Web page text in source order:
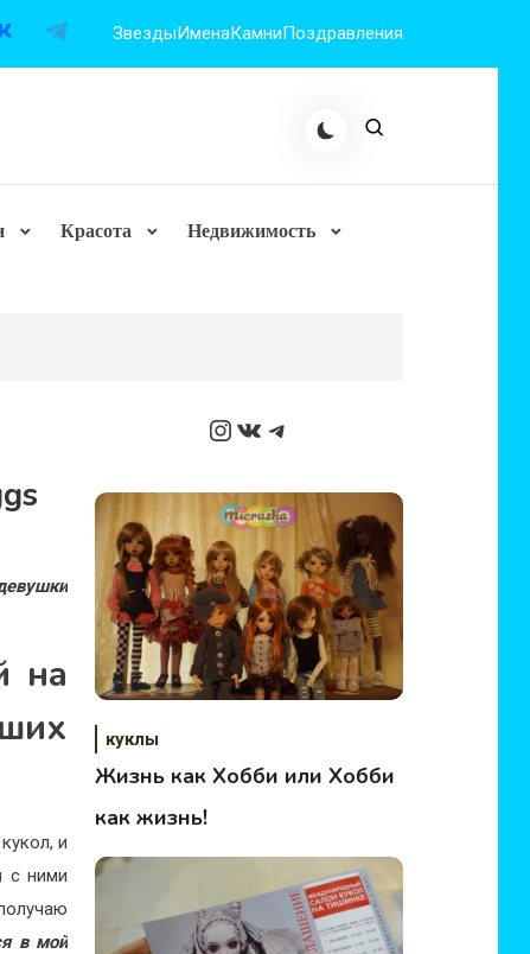
ЗвездыИменаКамниПоздравления
Красота Недвижимость
на
и
с ними
в мой
Instagram
ВКонтакте
Telegram
куклы
Жизнь как Хобби или Хобби
как жизнь!